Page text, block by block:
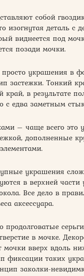
собой
изогнутая деталь с
виднеется под
позади мочки.
украшения в
застежки. Тонкий
в результате
с едва заметным
– чаще всего это
дополненные
украшения
в верхней
Все дело в
аксессуара.
в мочке.
мочки вверх вдоль
фиксации таких
заколки-